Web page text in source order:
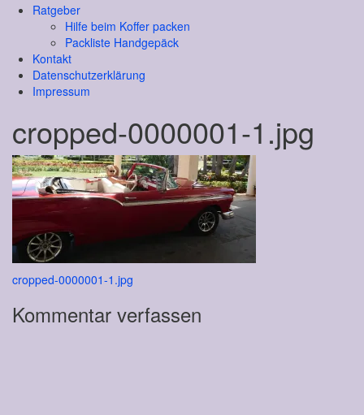
Ratgeber
Hilfe beim Koffer packen
Packliste Handgepäck
Kontakt
Datenschutzerklärung
Impressum
cropped-0000001-1.jpg
Beitragsnavigation
cropped-0000001-1.jpg
Kommentar verfassen